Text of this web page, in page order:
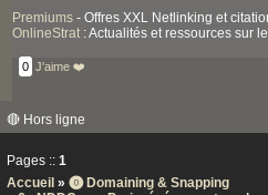
Premiums - Offres XXL Netlinking et
OnlineStrat : Actualités et ressources sur
0 J'aime ❤️
🔴 Hors ligne
Pages :: 1
Accueil » ⓿ Domaining & Snapping